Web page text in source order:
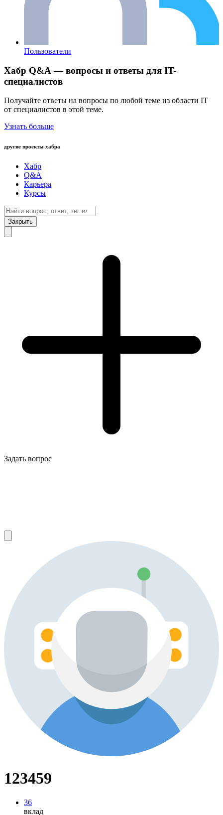
Пользователи
Хабр Q&A — вопросы и ответы для IT-
специалистов
Получайте ответы на вопросы по любой теме из области IT
от специалистов в этой теме.
Узнать больше
другие проекты хабра
Хабр
Q&A
Карьера
Курсы
Закрыть
Задать вопрос
123459
36
вклад